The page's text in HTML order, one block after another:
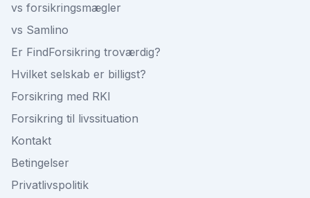
vs forsikringsmægler
vs Samlino
Er FindForsikring troværdig?
Hvilket selskab er billigst?
Forsikring med RKI
Forsikring til livssituation
Kontakt
Betingelser
Privatlivspolitik